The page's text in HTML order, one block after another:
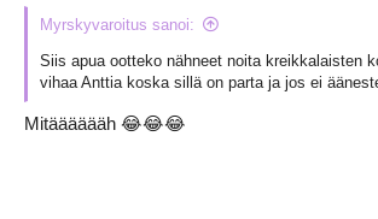
o
:
Myrskyvaroitus sanoi:
Siis apua ootteko nähneet noita kreikkalaisten
vihaa Anttia koska sillä on parta ja jos ei
Mitääääääh 😂😂😂